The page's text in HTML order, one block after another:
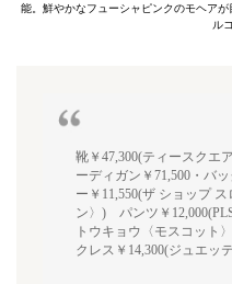
能。鮮やかなフューシャピンクのモヘア
ル
靴￥47,300(ティースク
ーディガン￥71,500・バ
ー￥11,550(ザ ショップ
ン〉) パンツ￥
トウキョウ〈モスコット
クレス￥14,300(ジュエッ